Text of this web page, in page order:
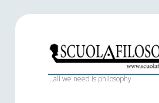
S
c
...all we need is philosophy